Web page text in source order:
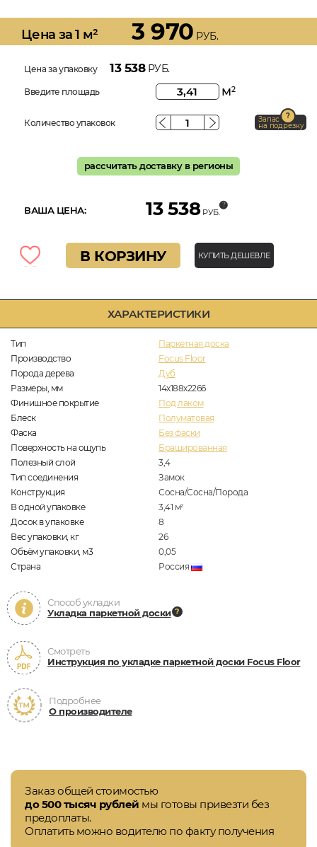
ХАРАКТЕРИСТИКИ
Тип
Паркетная доска
Производство
Focus Floor
Порода дерева
Дуб
Размеры, мм
14х188х2266
Финишное покрытие
Под лаком
Блеск
Полуматовая
Фаска
Без фаски
Поверхность на ощупь
Брашированная
Полезный слой
3,4
Тип соединения
Замок
Конструкция
Сосна/Сосна/Порода
В одной упаковке
3,41 м2
Досок в упаковке
8
Вес упаковки, кг
26
Объём упаковки, м3
0,05
Страна
Россия
Способ укладки
Укладка паркетной доски
Смотреть
Инструкция по укладке паркетной доски Focus Floor
Подробнее
О производителе
Цена за 1 м² 3 970 РУБ.
Цена за упаковку 13 538РУБ.
Введите площадь м2
Количество упаковок Запас
на подрезку
рассчитать доставку в регионы
ВАША ЦЕНА: 13 538 РУБ.
В КОРЗИНУ КУПИТЬ ДЕШЕВЛЕ
Заказ общей стоимостью
до 500 тысяч рублей мы готовы привезти без
предоплаты.
Оплатить можно водителю по факту получения